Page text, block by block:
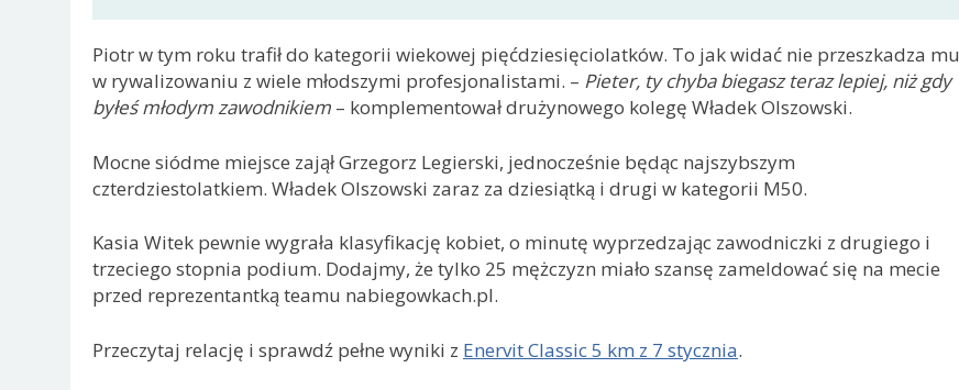
Piotr w tym roku trafił do kategorii wiekowej pięćdziesięciolatków. To jak widać nie przeszkadza mu
w rywalizowaniu z wiele młodszymi profesjonalistami. – Pieter, ty chyba biegasz teraz lepiej, niż gdy
byłeś młodym zawodnikiem – komplementował drużynowego kolegę Władek Olszowski.
Mocne siódme miejsce zajął Grzegorz Legierski, jednocześnie będąc najszybszym
czterdziestolatkiem. Władek Olszowski zaraz za dziesiątką i drugi w kategorii M50.
Kasia Witek pewnie wygrała klasyfikację kobiet, o minutę wyprzedzając zawodniczki z drugiego i
trzeciego stopnia podium. Dodajmy, że tylko 25 mężczyzn miało szansę zameldować się na mecie
przed reprezentantką teamu nabiegowkach.pl.
Przeczytaj relację i sprawdź pełne wyniki z Enervit Classic 5 km z 7 stycznia.